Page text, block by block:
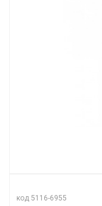
код 5116-6955